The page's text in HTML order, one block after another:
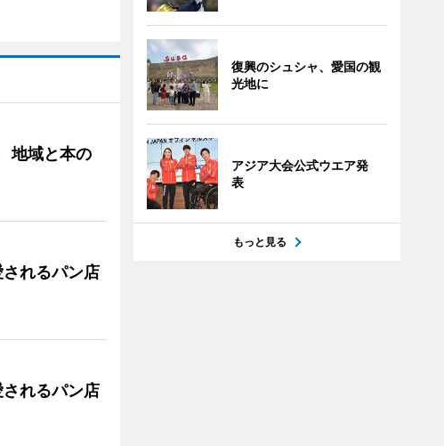
地域と本の
されるパン店
されるパン店
復興のシュシャ、愛国の観
光地に
アジア大会公式ウエア発
表
もっと見る